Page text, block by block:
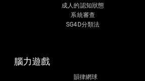
成人的認知狀態
系統審查
SG4D分類法
腦力遊戲
韻律網球